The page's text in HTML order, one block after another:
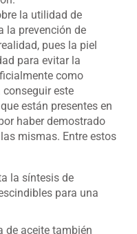
la utilidad de
la prevención de
pues la piel
para evitar la
como
este
están presentes en
haber demostrado
mismas. Entre estos
la síntesis de
para una
de aceite también